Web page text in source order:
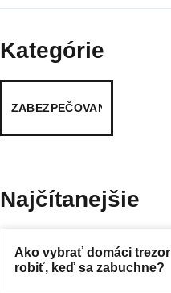
Kategórie
ZABEZPEČOVANIE
Najčítanejšie
Ako vybrať domáci
robiť, keď sa zabuchne?